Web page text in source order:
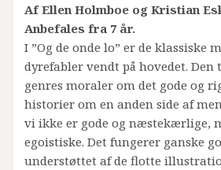
Af Ellen Holmboe og Kristian
Anbefales fra 7 år.
I ”Og de onde lo” er de klassiske
dyrefabler vendt på hovedet.
genres moraler om det gode og
historier om en anden side af
vi ikke er gode og næstekærlige,
egoistiske. Det fungerer ganske
understøttet af de flotte